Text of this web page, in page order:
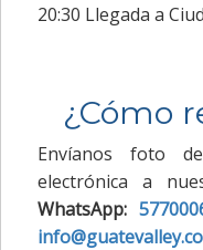
20:30 Llegada a
¿Cómo
Envíanos foto
electrónica a
WhatsApp: